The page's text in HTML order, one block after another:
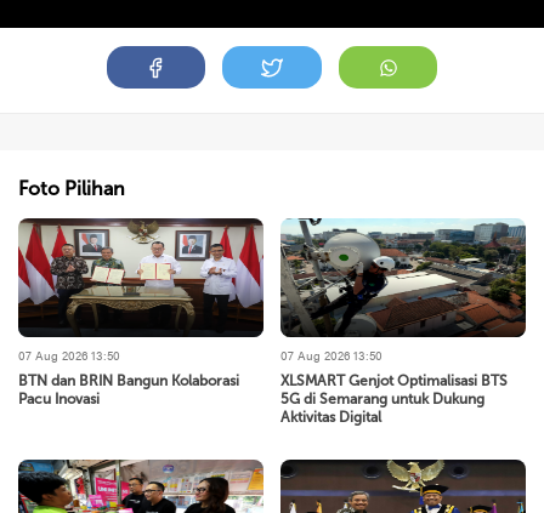
Foto Pilihan
07 Aug 2026 13:50
BTN dan BRIN Bangun Kolaborasi
Pacu Inovasi
07 Aug 2026 13:50
XLSMART Genjot Optimalisasi BTS
5G di Semarang untuk Dukung
Aktivitas Digital